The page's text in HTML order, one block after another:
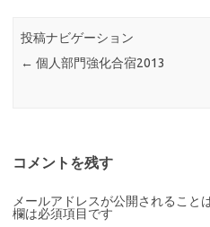
投稿ナビゲーション
← 個人部門強化合宿2013
コメントを残す
メールアドレスが公開されること
欄は必須項目です